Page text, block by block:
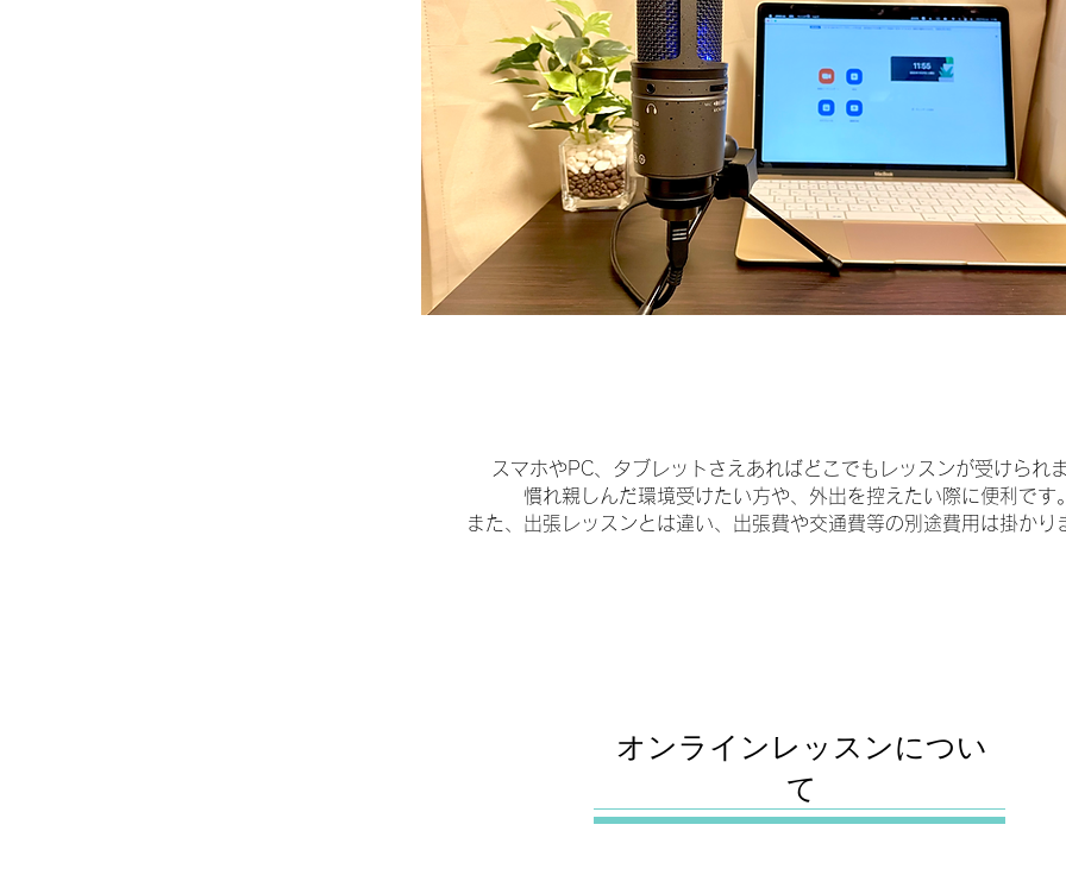
スマホやPC、タブレットさえあればどこでもレッスンが受けられま
慣れ親しんだ環境受けたい方や、外出を控えたい際に便利です。
また、出張レッスンとは違い、出張費や交通費等の別途費用は掛かり
​オンライン レッスンについ
て